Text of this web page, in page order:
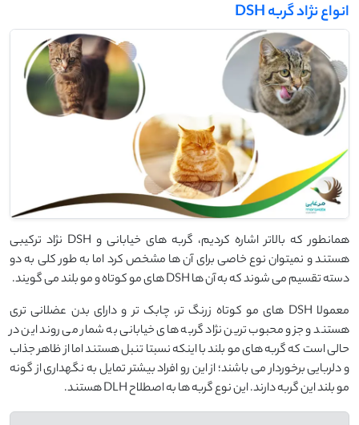
انواع نژاد گربه DSH
همانطور که بالاتر اشاره کردیم، گربه های خیابانی و DSH نژاد ترکیبی
هستند و نمیتوان نوع خاصی برای آن ها مشخص کرد اما به طور کلی به دو
دسته تقسیم می شوند که به آن ها DSH های مو کوتاه و مو بلند می گویند.
معمولا DSH های مو کوتاه زرنگ تر، چابک تر و دارای بدن عضلانی تری
هستند و جزو محبوب ترین نژاد گربه های خیابانی به شمار می روند این در
حالی است که گربه های مو بلند با اینکه نسبتا تنبل هستند اما از ظاهر جذاب
و دلربایی برخوردار می باشند؛ از این رو افراد بیشتر تمایل به نگهداری از گونه
مو بلند این گربه دارند. این نوع گربه ها به اصطلاح DLH هستند.